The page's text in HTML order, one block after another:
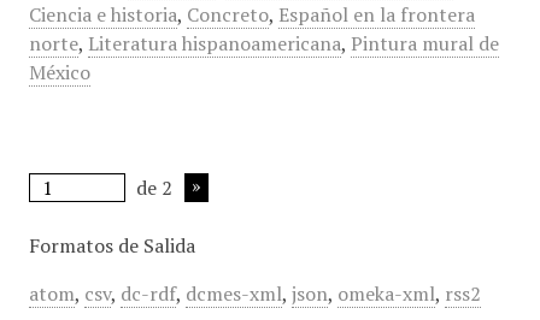
Ciencia e historia, Concreto, Español en la frontera
norte, Literatura hispanoamericana, Pintura mural de
México
de 2
Formatos de Salida
atom, csv, dc-rdf, dcmes-xml, json, omeka-xml, rss2